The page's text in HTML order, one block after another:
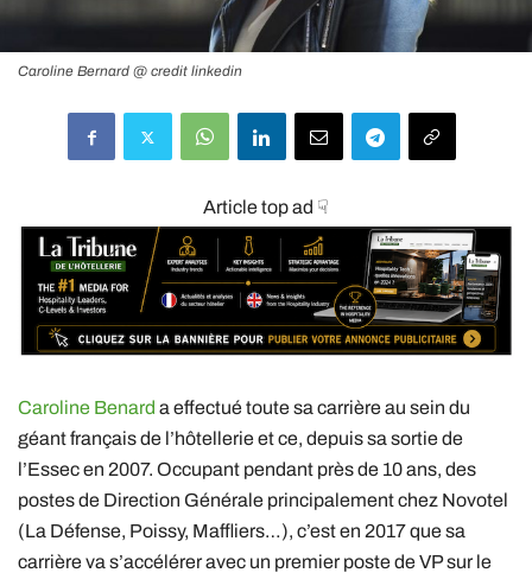
Caroline Bernard @ credit linkedin
Article top ad ☟
Caroline Benard a effectué toute sa carrière au sein du
géant français de l’hôtellerie et ce, depuis sa sortie de
l’Essec en 2007. Occupant pendant près de 10 ans, des
postes de Direction Générale principalement chez Novotel
(La Défense, Poissy, Maffliers…), c’est en 2017 que sa
carrière va s’accélérer avec un premier poste de VP sur le